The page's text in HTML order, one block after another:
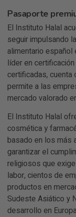
Pasaporte
El Instituto Halal
seguir impulsando
alimentario español
líder en
certificadas, cuenta
permite a las
mercado valorado
El Instituto Halal
cosmética y
basado en los más
garantizar el
religiosos que
labor, cientos de
productos en
Sudeste Asiático y
desarrollo en